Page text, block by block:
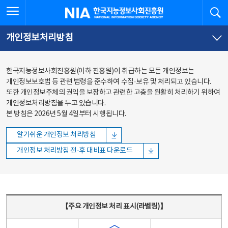
바로가기
바로가기
한국지능정보사회진흥원
개인정보처리방침
한국지능정보사회진흥원(이하 진흥원)이 취급하는 모든 개인정보는
개인정보보호법 등 관련 법령을 준수하여 수집·보유 및 처리되고 있습니다.
또한 개인정보주체의 권익을 보장하고 관련한 고충을 원활히 처리하기 위하여
개인정보처리방침을 두고 있습니다.
본 방침은 2026년 5월 4일부터 시행됩니다.
알기쉬운 개인정보 처리방침
개인정보 처리방침 전·후 대비표 다운로드
【주요 개인정보 처리 표시(라벨링)】